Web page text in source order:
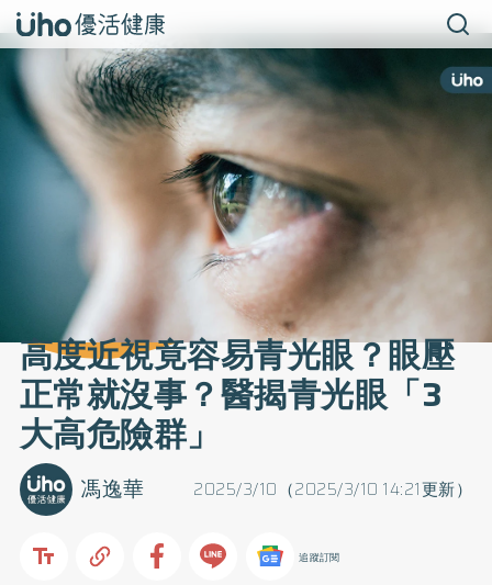
高度近視竟容易青光眼？眼壓
正常就沒事？醫揭青光眼「3
大高危險群」
2025/3/10（2025/3/10 14:21更新）
馮逸華
追蹤訂閱